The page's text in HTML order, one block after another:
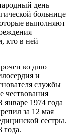
день
больнице
выполняют
–
кто в ней
ко дню
и
службы
чествования
январе 1974 года
за 12 мая
сестры.
года.